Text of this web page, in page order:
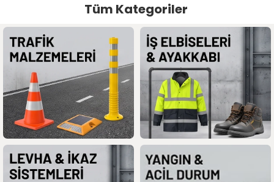
Tüm Kategoriler